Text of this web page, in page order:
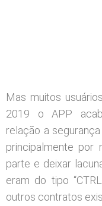
Mas muitos
2019 o APP
relação a
principalmente por
parte e deixar
eram do tipo
outros contratos